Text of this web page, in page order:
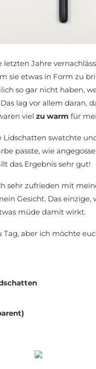
Jahre
sie etwas in Form zu
so gar nicht haben,
lag vor allem daran,
viel zu warm für
Lidschatten swatchte
passte, wie
das Ergebnis sehr gut!
sehr zufrieden mit
Gesicht. Das einzige,
müde damit wirkt.
Tag, aber ich möchte